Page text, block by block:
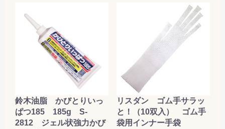
鈴木油脂 かびとりいっ
ぱつ185 185g S-
2812 ジェル状強力かび
リスダン ゴム手サラッ
と！（10双入） ゴム手
袋用インナー手袋